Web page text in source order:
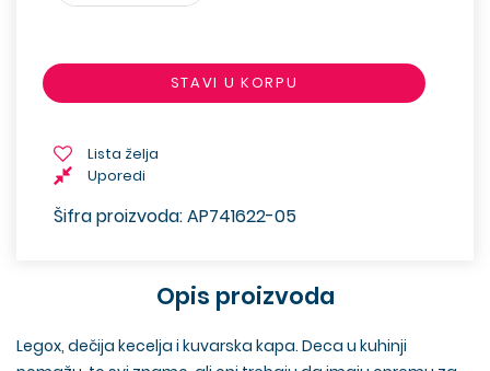
STAVI U KORPU
Lista želja
Uporedi
Šifra proizvoda: AP741622-05
Opis proizvoda
Legox, dečija kecelja i kuvarska kapa. Deca u kuhinji